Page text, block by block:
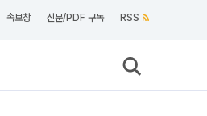
속보창 신문/PDF 구독 RSS